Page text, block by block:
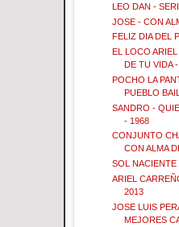
LEO DAN -
JOSE - CON
FELIZ DIA DEL
EL LOCO
DE TU VIDA -
POCHO LA
PUEBLO
SANDRO -
- 1968
CONJUNTO
CON ALMA
SOL
ARIEL
2013
JOSE LUIS
MEJORES